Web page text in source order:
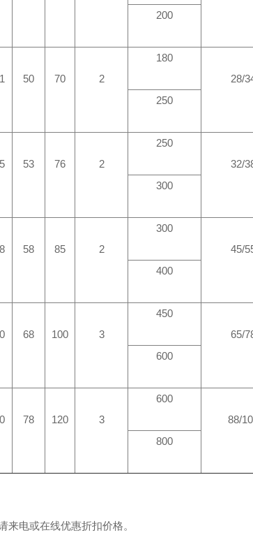
200
50 70 2
180
28/
250
53 76 2
250
32/
300
58 85 2
300
45/
400
68 100 3
450
65/
600
78 120 3
600
88/
800
电或在线优惠折扣价格。